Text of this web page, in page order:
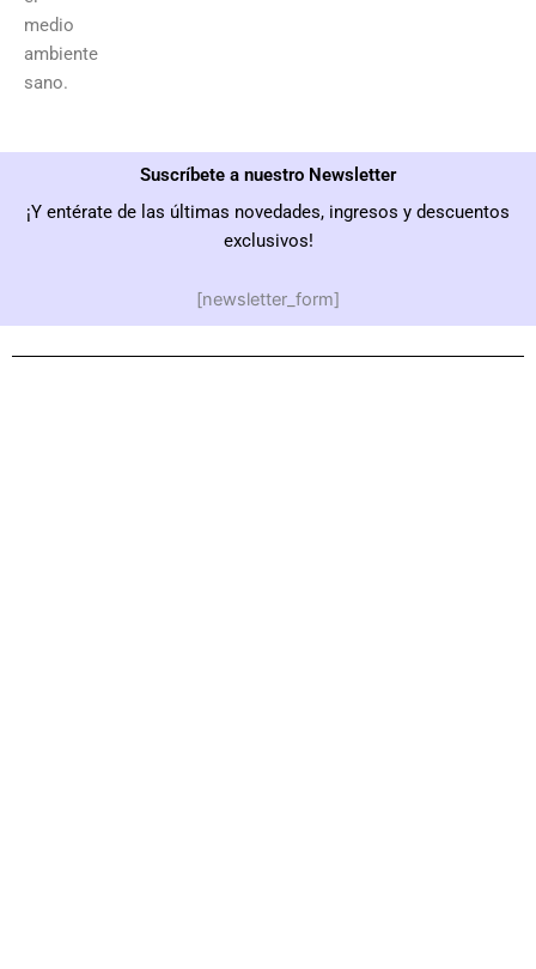
medio
ambiente
sano.
Suscríbete a nuestro Newsletter
¡Y entérate de las últimas novedades, ingresos y descuentos
exclusivos!
[newsletter_form]